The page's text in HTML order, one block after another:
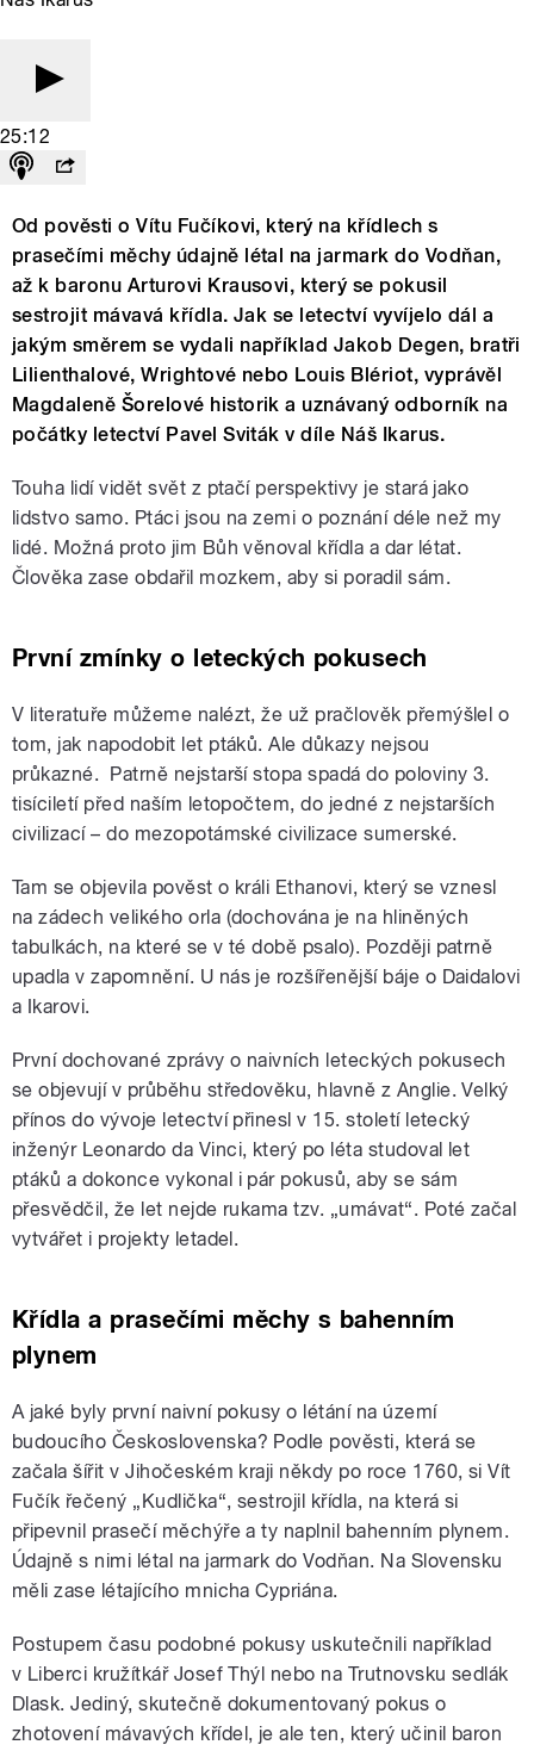
25:12
Od pověsti o Vítu Fučíkovi, který na křídlech s
prasečími měchy údajně létal na jarmark do Vodňan,
až k baronu Arturovi Krausovi, který se pokusil
sestrojit mávavá křídla. Jak se letectví vyvíjelo dál a
jakým směrem se vydali například Jakob Degen, bratři
Lilienthalové, Wrightové nebo Louis Blériot, vyprávěl
Magdaleně Šorelové historik a uznávaný odborník na
počátky letectví Pavel Sviták v díle Náš Ikarus.
Touha lidí vidět svět z ptačí perspektivy je stará jako
lidstvo samo. Ptáci jsou na zemi o poznání déle než my
lidé. Možná proto jim Bůh věnoval křídla a dar létat.
Člověka zase obdařil mozkem, aby si poradil sám.
První zmínky o leteckých pokusech
V literatuře můžeme nalézt, že už pračlověk přemýšlel o
tom, jak napodobit let ptáků. Ale důkazy nejsou
průkazné. Patrně nejstarší stopa spadá do poloviny 3.
tisíciletí před naším letopočtem, do jedné z nejstarších
civilizací – do mezopotámské civilizace sumerské.
Tam se objevila pověst o králi Ethanovi, který se vznesl
na zádech velikého orla (dochována je na hliněných
tabulkách, na které se v té době psalo). Později patrně
upadla v zapomnění. U nás je rozšířenější báje o Daidalovi
a Ikarovi.
První dochované zprávy o naivních leteckých pokusech
se objevují v průběhu středověku, hlavně z Anglie. Velký
přínos do vývoje letectví přinesl v 15. století letecký
inženýr Leonardo da Vinci, který po léta studoval let
ptáků a dokonce vykonal i pár pokusů, aby se sám
přesvědčil, že let nejde rukama tzv. „umávat“. Poté začal
vytvářet i projekty letadel.
Křídla a prasečími měchy s bahenním
plynem
A jaké byly první naivní pokusy o létání na území
budoucího Československa? Podle pověsti, která se
začala šířit v Jihočeském kraji někdy po roce 1760, si Vít
Fučík řečený „Kudlička“, sestrojil křídla, na která si
připevnil prasečí měchýře a ty naplnil bahenním plynem.
Údajně s nimi létal na jarmark do Vodňan. Na Slovensku
měli zase létajícího mnicha Cypriána.
Postupem času podobné pokusy uskutečnili například
v Liberci kružítkář Josef Thýl nebo na Trutnovsku sedlák
Dlask. Jediný, skutečně dokumentovaný pokus o
zhotovení mávavých křídel, je ale ten, který učinil baron